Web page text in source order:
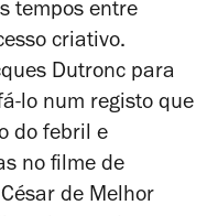
tempos entre
criativo.
Dutronc para
lo num registo que
do febril e
no filme de
de Melhor